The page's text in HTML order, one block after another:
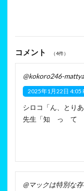
コメント （4件）
@kokoro246-mattya
2025年1月22日 4:05
シロコ「ん、とり
先生「知 っ て
@マックは特別な